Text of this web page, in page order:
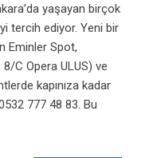
yaşayan birçok
tercih ediyor. Yeni bir
Eminler Spot,
C Opera ULUS) ve
kapınıza kadar
777 48 83. Bu